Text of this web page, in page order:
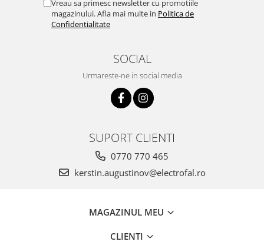
Vreau sa primesc newsletter cu promotiile
magazinului. Afla mai multe in Politica de
Confidentialitate
SOCIAL
Urmareste-ne in social media
SUPORT CLIENTI
0770 770 465
kerstin.augustinov@electrofal.ro
MAGAZINUL MEU
CLIENTI